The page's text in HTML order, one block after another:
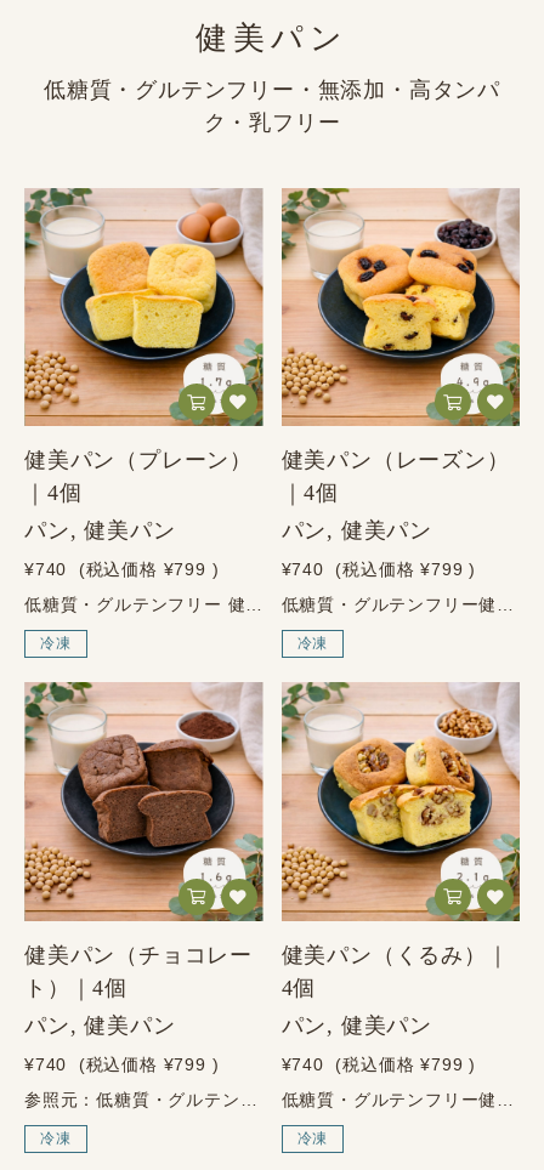
健美パン
低糖質・グルテンフリー・無添加・高タンパ
ク・乳フリー
健美パン（プレーン）
｜4個
パン, 健美パン
¥740 (税込価格 ¥799 )
冷凍
健美パン（レーズン）
｜4個
パン, 健美パン
¥740 (税込価格 ¥799 )
冷凍
健美パン（チョコレー
ト）｜4個
パン, 健美パン
¥740 (税込価格 ¥799 )
冷凍
健美パン（くるみ）｜
4個
パン, 健美パン
¥740 (税込価格 ¥799 )
冷凍